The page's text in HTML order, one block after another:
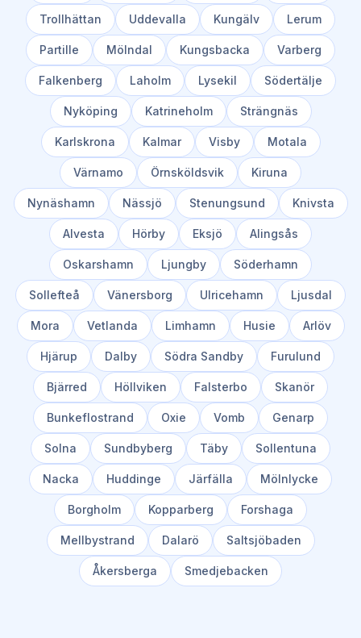
Trollhättan Uddevalla Kungälv Lerum
Partille Mölndal Kungsbacka Varberg
Falkenberg Laholm Lysekil Södertälje
Nyköping Katrineholm Strängnäs
Karlskrona Kalmar Visby Motala
Värnamo Örnsköldsvik Kiruna
Nynäshamn Nässjö Stenungsund Knivsta
Alvesta Hörby Eksjö Alingsås
Oskarshamn Ljungby Söderhamn
Sollefteå Vänersborg Ulricehamn Ljusdal
Mora Vetlanda Limhamn Husie Arlöv
Hjärup Dalby Södra Sandby Furulund
Bjärred Höllviken Falsterbo Skanör
Bunkeflostrand Oxie Vomb Genarp
Solna Sundbyberg Täby Sollentuna
Nacka Huddinge Järfälla Mölnlycke
Borgholm Kopparberg Forshaga
Mellbystrand Dalarö Saltsjöbaden
Åkersberga Smedjebacken